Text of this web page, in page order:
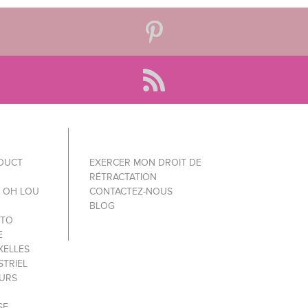
OH LOU
EXERCER MON DROIT DE
RÉTRACTATION
CONTACTEZ-NOUS
BLOG